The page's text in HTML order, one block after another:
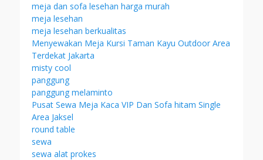
meja dan sofa lesehan harga murah
meja lesehan
meja lesehan berkualitas
Menyewakan Meja Kursi Taman Kayu Outdoor Area
Terdekat Jakarta
misty cool
panggung
panggung melaminto
Pusat Sewa Meja Kaca VIP Dan Sofa hitam Single
Area Jaksel
round table
sewa
sewa alat prokes